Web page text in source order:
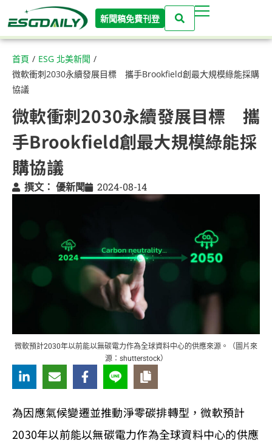
新聞稿免費刊登
首頁 / ESG 北美新聞 /
微軟衝刺2030永續發展目標 攜手Brookfield創最大規模綠能採購
協議
微軟衝刺2030永續發展目標 攜
手Brookfield創最大規模綠能採
購協議
撰文： 優新聞 2024-08-14
微軟預計2030年以前能以無碳電力作為全球資料中心的供應來源。（圖片來
源：shutterstock）
為因應氣候變遷並推動淨零碳排轉型，微軟預計
2030年以前能以無碳電力作為全球資料中心的供應